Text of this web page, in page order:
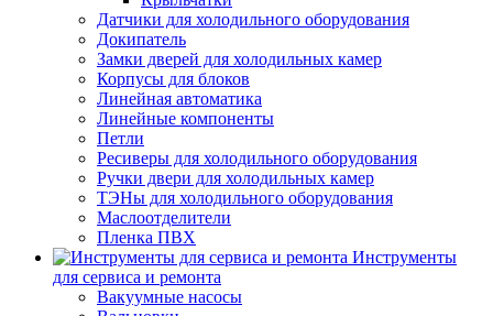
Датчики для холодильного оборудования
Докипатель
Замки дверей для холодильных камер
Корпусы для блоков
Линейная автоматика
Линейные компоненты
Петли
Ресиверы для холодильного оборудования
Ручки двери для холодильных камер
ТЭНы для холодильного оборудования
Маслоотделители
Пленка ПВХ
Инструменты
для сервиса и ремонта
Вакуумные насосы